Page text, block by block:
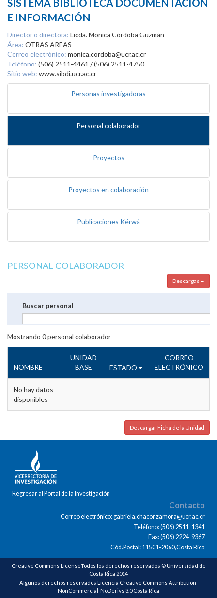
SISTEMA BIBLIOTECA DOCUMENTACIÓN
E INFORMACIÓN
Director o directora: Licda. Mónica Córdoba Guzmán
Área: OTRAS AREAS
Correo electrónico: monica.cordoba@ucr.ac.cr
Teléfono: (506) 2511-4461 / (506) 2511-4750
Sitio web: www.sibdi.ucr.ac.cr
Personas investigadoras
Personal colaborador
Proyectos
Proyectos en colaboración
Publicaciones Kérwá
PERSONAL COLABORADOR
Descargas
Buscar personal
Mostrando 0personal colaborador
NOMBRE
UNIDAD
BASE
ESTADO
CORREO
ELECTRÓNICO
No hay datos
disponibles
Descargar Ficha de la Unidad
Regresar al Portal de la Investigación
Contacto
Correo electrónico: gabriela.chaconzamora@ucr.ac.cr
Teléfono: (506) 2511-1341
Fax: (506) 2224-9367
Cód.Postal: 11501-2060,Costa Rica
Creative Commons LicenseTodos los derechos reservados © Universidad de
Costa Rica 2014
Algunos derechos reservados Licencia Creative Commons Attribution-
NonCommercial-NoDerivs 3.0 Costa Rica